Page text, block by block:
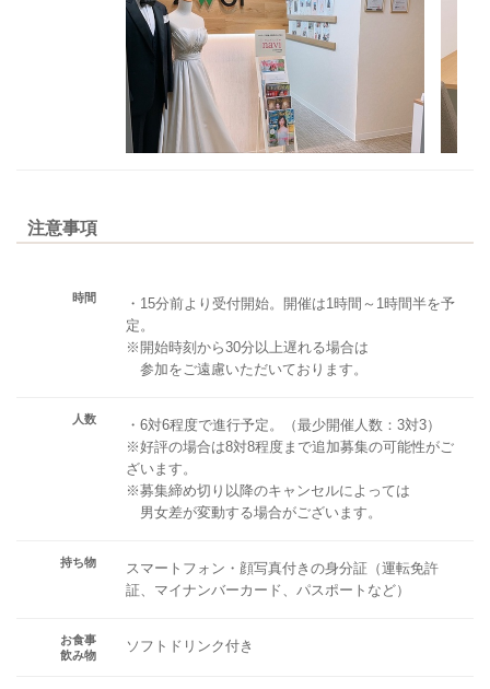
注意事項
時間
・15分前より受付開始。開催は1時間～1時間半を予
定。
※開始時刻から30分以上遅れる場合は
参加をご遠慮いただいております。
人数
・6対6程度で進行予定。（最少開催人数：3対3）
※好評の場合は8対8程度まで追加募集の可能性がご
ざいます。
※募集締め切り以降のキャンセルによっては
男女差が変動する場合がございます。
持ち物
スマートフォン・顔写真付きの身分証（運転免許
証、マイナンバーカード、パスポートなど）
お食事
飲み物
ソフトドリンク付き